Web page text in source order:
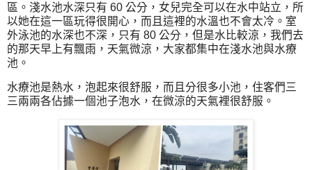
區。淺水池水深只有 60 公分，女兒完全可以在水中站立，所
以她在這一區玩得很開心，而且這裡的水溫也不會太冷。室
外泳池的水深也不深，只有 80 公分，但是水比較涼，我們去
的那天早上有飄雨，天氣微涼，大家都集中在淺水池與水療
池。
水療池是熱水，泡起來很舒服，而且分很多小池，住客們三
三兩兩各佔據一個池子泡水，在微涼的天氣裡很舒服。